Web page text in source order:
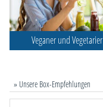
Veganer und Vegetarier
» Unsere Box-Empfehlungen